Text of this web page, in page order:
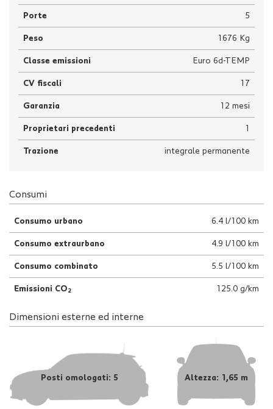
Porte 5
Peso 1676 Kg
Classe emissioni Euro 6d-TEMP
CV fiscali 17
Garanzia 12 mesi
Proprietari precedenti 1
Trazione integrale permanente
Consumi
Consumo urbano 6.4 l/100 km
Consumo extraurbano 4.9 l/100 km
Consumo combinato 5.5 l/100 km
Emissioni CO 2 125.0 g/km
Dimensioni esterne ed interne
Posti omologati: 5 Altezza: 1,65 m